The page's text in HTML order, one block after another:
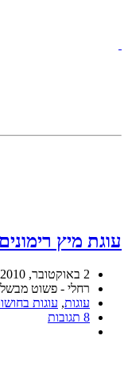
עוגת מיץ
2 באוקטובר, 2010
רחלי - פשוט
עוגות, עוגות
8 תגובות